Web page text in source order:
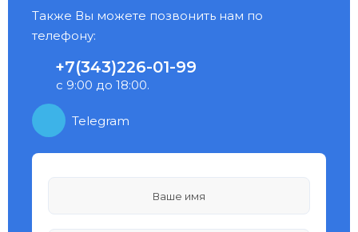
Также Вы можете позвонить нам по
телефону:
+7(343)226-01-99
с 9:00 до 18:00.
Telegram